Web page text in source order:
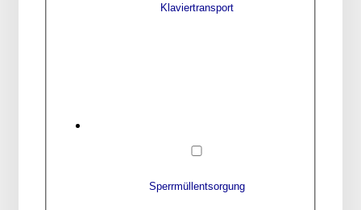
Klaviertransport
Sperrmüllentsorgung